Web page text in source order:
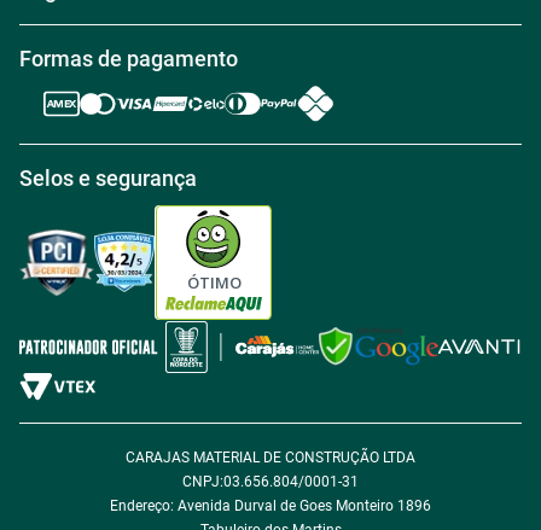
Nossas Lojas
Trabalhe conosco
Central de atendimento
Política de Troca
Política de Reembolso
Política de Entrega
Política de Privacidade
Política de Cookie
Política de Desconto
Fale com encarregado de dados
Regras de Desconto
Regulamento Aniversário Premiado
Formas de pagamento
Selos e segurança
ÓTIMO
CARAJAS MATERIAL DE CONSTRUÇÃO LTDA
CNPJ:03.656.804/0001-31
Endereço: Avenida Durval de Goes Monteiro 1896